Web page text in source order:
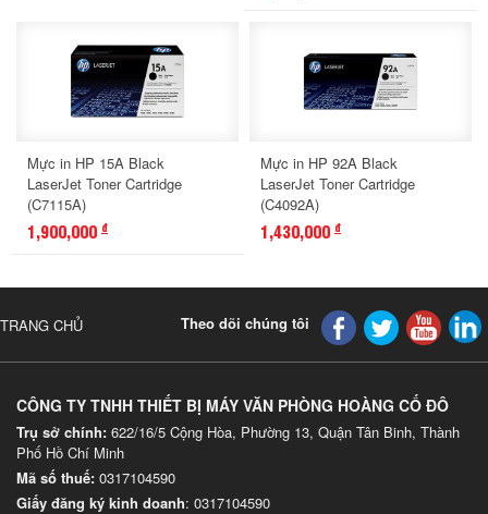
Mực in HP 15A Black
LaserJet Toner Cartridge
(C7115A)
1,900,000 đ
Mực in HP 92A Black
LaserJet Toner Cartridge
(C4092A)
1,430,000 đ
TRANG CHỦ Theo dõi chúng tôi
CÔNG TY TNHH THIẾT BỊ MÁY VĂN PHÒNG HOÀNG CỐ ĐÔ
Trụ sở chính: 622/16/5 Cộng Hòa, Phường 13, Quận Tân Binh, Thành
Phố Hồ Chí Minh
Mã số thuế: 0317104590
Giấy đăng ký kinh doanh: 0317104590